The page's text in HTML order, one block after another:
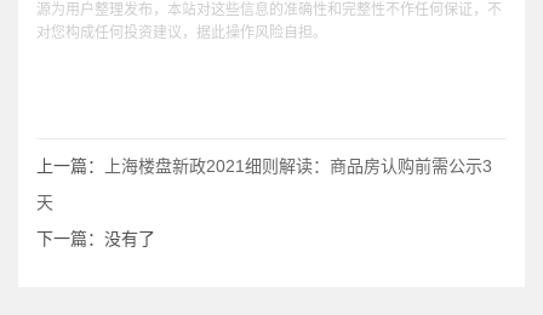
源为用户整理发布，本站对这些信息的准确性和完整性不作任何保证，不
对您构成任何投资建议，据此操作风险自担。
上一篇：
上海楼盘新政2021细则解读：商品房认购前需公示3
天
下一篇：没有了